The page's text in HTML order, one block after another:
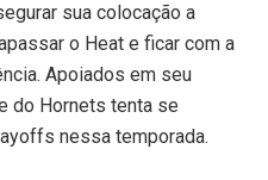
sua colocação a
o Heat e ficar com a
Apoiados em seu
do Hornets tenta se
nessa temporada.